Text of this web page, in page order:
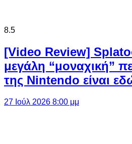
8.5
[Video Review]
μεγάλη “μοναχική”
της Nintendo είναι
27 Ιούλ 2026 8:00 μμ